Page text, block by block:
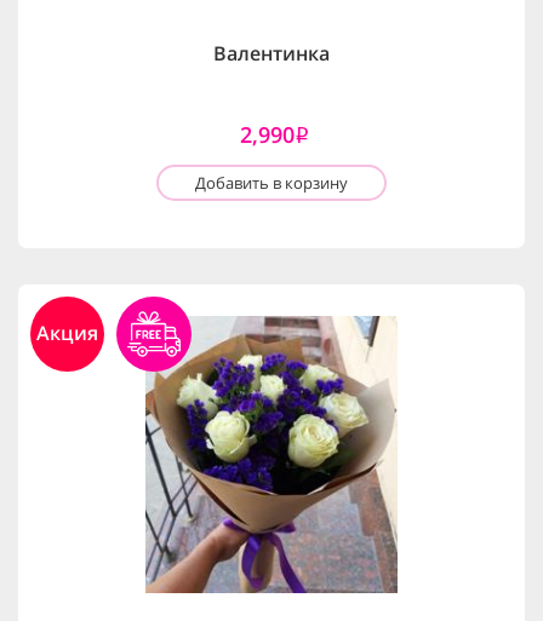
Валентинка
2,990i
Добавить в корзину
Акция